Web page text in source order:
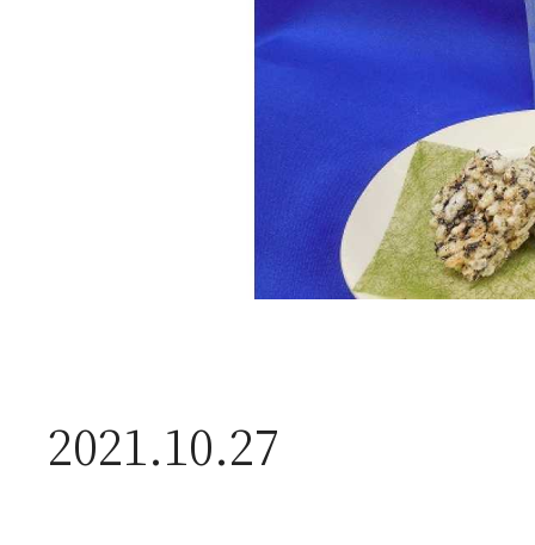
2026年07月08日
2026年07月01日
2026年06月28日
2021.10.27